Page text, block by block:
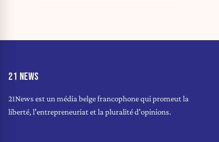
21 NEWS
21News est un média belge francophone qui promeut la
liberté, l'entrepreneuriat et la pluralité d'opinions.